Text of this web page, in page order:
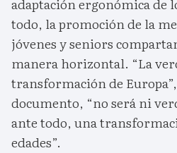
adaptación ergonómica de
todo, la promoción de la
jóvenes y seniors
manera horizontal. “La
transformación de
documento, “no será ni
ante todo, una
edades”.